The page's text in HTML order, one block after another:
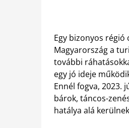
Egy bizonyos
Magyarország a
további
egy jó ideje
Ennél fogva, 2023.
bárok, táncos-
hatálya alá